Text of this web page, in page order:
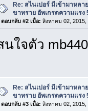
Re: สไนเปอร์ มีเข้ามาหล
ขาทราย อัพเกรดความแรง
ตอบกลับ #2 เมื่อ: สิงหาคม 02, 2015,
นใจตัว
Re: สไนเปอร์ มีเข้ามาหล
ขาทราย อัพเกรดความแรง
ตอบกลับ #3 เมื่อ: สิงหาคม 02, 2015,